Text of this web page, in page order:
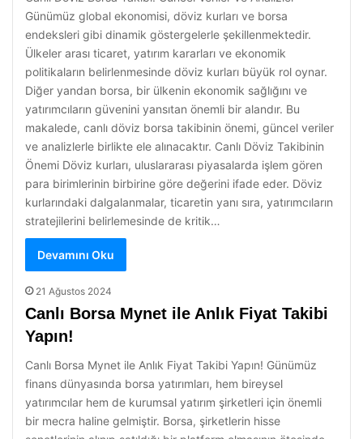
Günümüz global ekonomisi, döviz kurları ve borsa
endeksleri gibi dinamik göstergelerle şekillenmektedir.
Ülkeler arası ticaret, yatırım kararları ve ekonomik
politikaların belirlenmesinde döviz kurları büyük rol oynar.
Diğer yandan borsa, bir ülkenin ekonomik sağlığını ve
yatırımcıların güvenini yansıtan önemli bir alandır. Bu
makalede, canlı döviz borsa takibinin önemi, güncel veriler
ve analizlerle birlikte ele alınacaktır. Canlı Döviz Takibinin
Önemi Döviz kurları, uluslararası piyasalarda işlem gören
para birimlerinin birbirine göre değerini ifade eder. Döviz
kurlarındaki dalgalanmalar, ticaretin yanı sıra, yatırımcıların
stratejilerini belirlemesinde de kritik…
Devamını Oku
21 Ağustos 2024
Canlı Borsa Mynet ile Anlık Fiyat Takibi
Yapın!
Canlı Borsa Mynet ile Anlık Fiyat Takibi Yapın! Günümüz
finans dünyasında borsa yatırımları, hem bireysel
yatırımcılar hem de kurumsal yatırım şirketleri için önemli
bir mecra haline gelmiştir. Borsa, şirketlerin hisse